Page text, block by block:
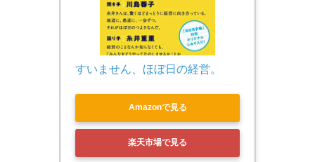
すいません、ほぼ日の経営。
Amazonで見る
楽天市場で見る